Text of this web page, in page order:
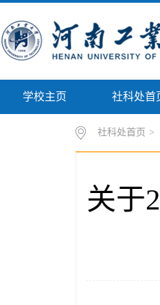
学校主页 社科处首
社科处首页 >
关于